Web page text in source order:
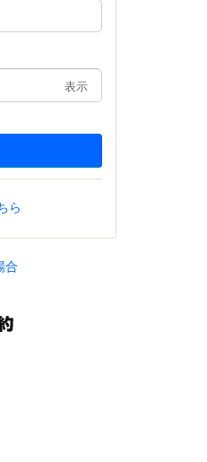
表示
ら
合